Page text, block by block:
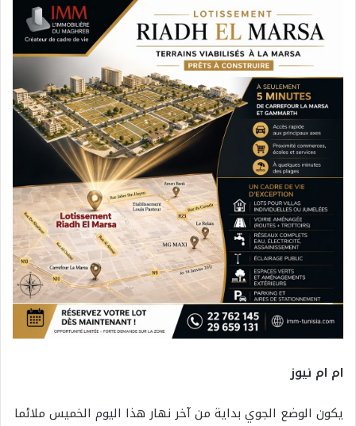
ام ام نيوز
يكون الوضع الجوي بداية من آخر نهار هذا اليوم الخميس ملائما